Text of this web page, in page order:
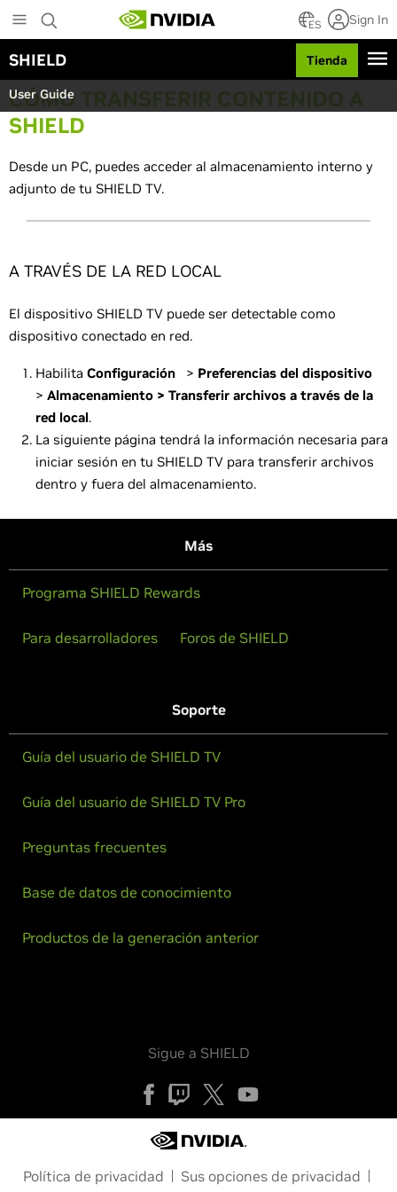
i
t
m
ES Sign In
SHIELD Tienda
User Guide
CÓMO TRANSFERIR CONTENIDO A
SHIELD
Desde un PC, puedes acceder al almacenamiento interno y
adjunto de tu SHIELD TV.
A TRAVÉS DE LA RED LOCAL
El dispositivo SHIELD TV puede ser detectable como
dispositivo conectado en red.
Habilita Configuración > Preferencias del dispositivo
> Almacenamiento > Transferir archivos a través de la
red local.
La siguiente página tendrá la información necesaria para
iniciar sesión en tu SHIELD TV para transferir archivos
dentro y fuera del almacenamiento.
Más
Programa SHIELD Rewards
Para desarrolladores Foros de SHIELD
Soporte
Guía del usuario de SHIELD TV
Guía del usuario de SHIELD TV Pro
Preguntas frecuentes
Base de datos de conocimiento
Productos de la generación anterior
Sigue a SHIELD
Política de privacidad Sus opciones de privacidad